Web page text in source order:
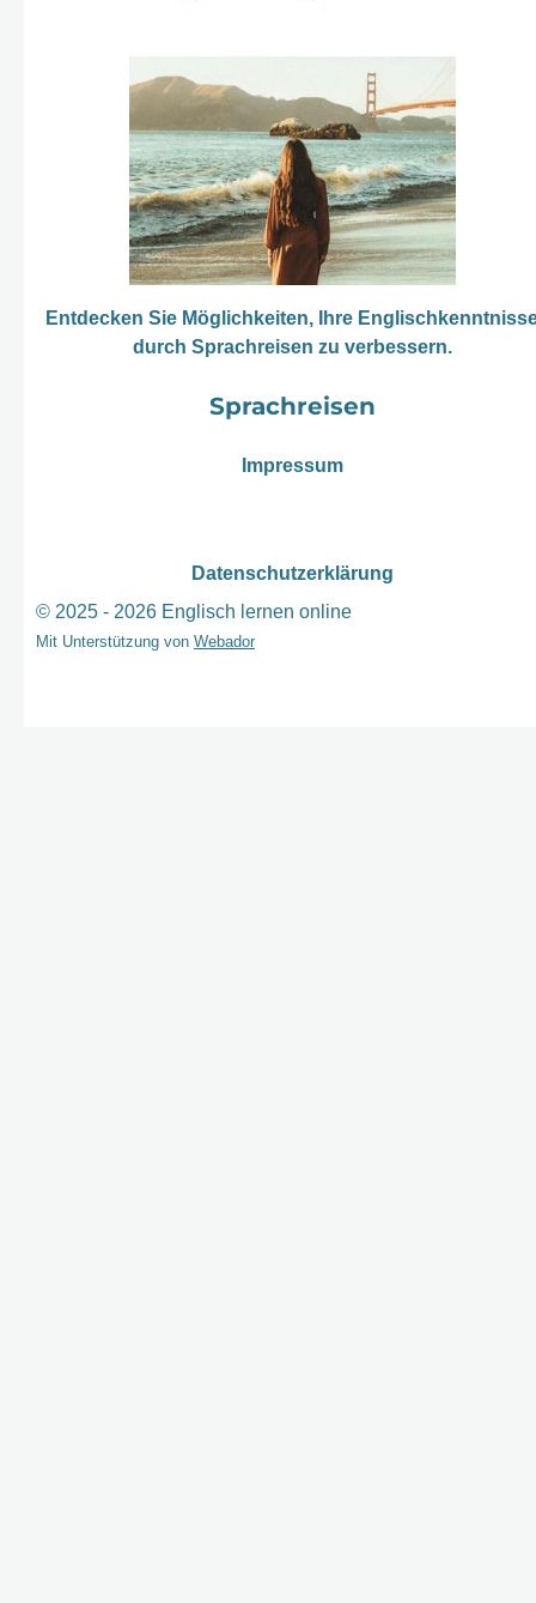
Entdecken Sie Möglichkeiten, Ihre
durch Sprachreisen zu verbessern.
Sprachreisen
Impressum
Datenschutzerklärung
© 2025 - 2026 Englisch lernen online
Mit Unterstützung von Webador